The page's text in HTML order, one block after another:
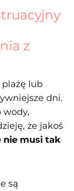
z
plażę lub
dni.
wody,
że jakoś
nie musi tak
są